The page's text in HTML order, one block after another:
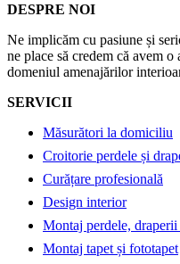
DESPRE NOI
Ne implicăm cu pasiune și
ne place să credem că avem
domeniul amenajărilor
SERVICII
Măsurători la domiciliu
Croitorie perdele și
Curățare profesională
Design interior
Montaj perdele,
Montaj tapet și fototapet